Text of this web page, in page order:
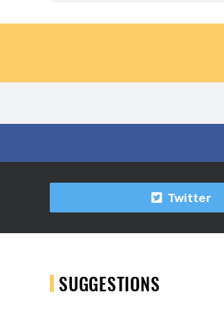
Twitter
SUGGESTIONS